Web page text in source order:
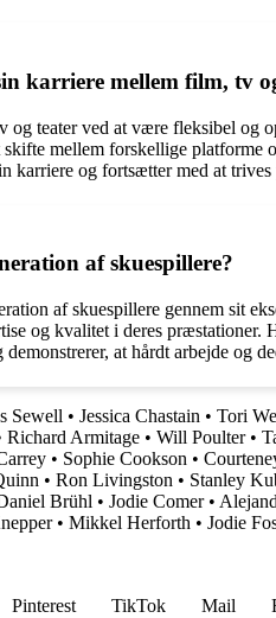
karriere mellem film, tv
teater ved at være fleksibel
mellem forskellige
karriere og fortsætter med at
af skuespillere?
af skuespillere gennem sit
og kvalitet i deres
at hårdt arbejde og
Sewell • Jessica Chastain • Tori
Richard Armitage • Will Poulter•
• Sophie Cookson •
• Ron Livingston • Stanley
Brühl • Jodie Comer•
• Mikkel Herforth • Jodie
Pinterest TikTok Mail